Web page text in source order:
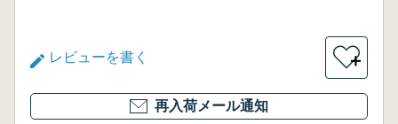
レビューを書く ＋
再入荷メール通知